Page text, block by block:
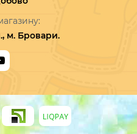
м. Бровари.